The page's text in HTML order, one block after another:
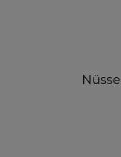
Nüsse